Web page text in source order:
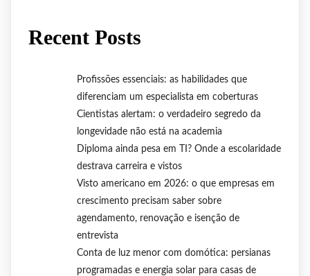
Recent Posts
Profissões essenciais: as habilidades que
diferenciam um especialista em coberturas
Cientistas alertam: o verdadeiro segredo da
longevidade não está na academia
Diploma ainda pesa em TI? Onde a escolaridade
destrava carreira e vistos
Visto americano em 2026: o que empresas em
crescimento precisam saber sobre
agendamento, renovação e isenção de
entrevista
Conta de luz menor com domótica: persianas
programadas e energia solar para casas de